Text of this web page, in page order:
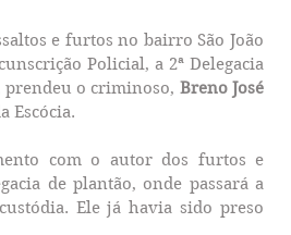
e furtos no bairro São João
Policial, a 2ª Delegacia
prendeu o criminoso, Breno José
Escócia.
com o autor dos furtos e
de plantão, onde passará a
Ele já havia sido preso